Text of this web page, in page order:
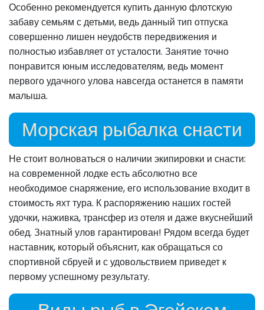
Особенно рекомендуется купить данную флотскую
забаву семьям с детьми, ведь данный тип отпуска
совершенно лишен неудобств передвижения и
полностью избавляет от усталости. Занятие точно
понравится юным исследователям, ведь момент
первого удачного улова навсегда останется в памяти
малыша.
Морская рыбалка снасти
Не стоит волноваться о наличии экипировки и снасти:
на современной лодке есть абсолютно все
необходимое снаряжение, его использование входит в
стоимость яхт тура. К распоряжению наших гостей
удочки, наживка, трансфер из отеля и даже вкуснейший
обед. Знатный улов гарантирован! Рядом всегда будет
наставник, который объяснит, как обращаться со
спортивной сбруей и с удовольствием приведет к
первому успешному результату.